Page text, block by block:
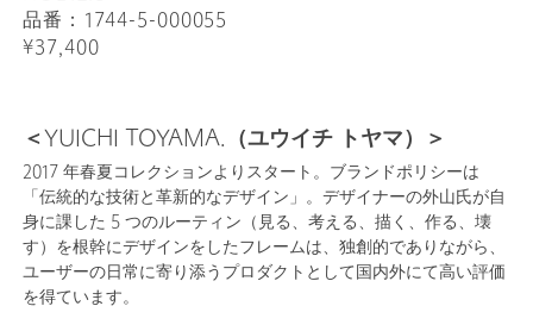
品番：1744-5-000055
¥37,400
＜YUICHI TOYAMA.（ユウイチ トヤマ）＞
2017 年春夏コレクションよりスタート。ブランドポリシーは
「伝統的な技術と革新的なデザイン」。デザイナーの外山氏が自
身に課した 5 つのルーティン（見る、考える、描く、作る、壊
す）を根幹にデザインをしたフレームは、独創的でありながら、
ユーザーの日常に寄り添うプロダクトとして国内外にて高い評価
を得ています。